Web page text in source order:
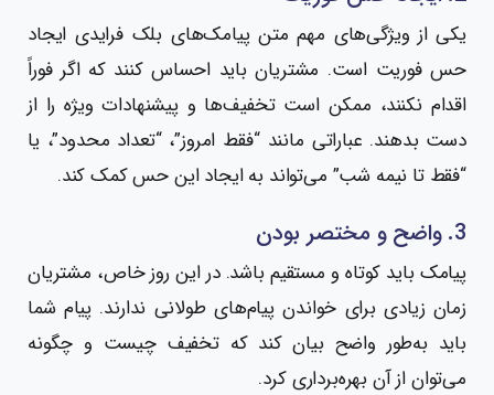
یکی از ویژگی‌های مهم متن پیامک‌های بلک فرایدی ایجاد
حس فوریت است. مشتریان باید احساس کنند که اگر فوراً
اقدام نکنند، ممکن است تخفیف‌ها و پیشنهادات ویژه را از
دست بدهند. عباراتی مانند “فقط امروز”، “تعداد محدود”، یا
“فقط تا نیمه شب” می‌تواند به ایجاد این حس کمک کند.
3. واضح و مختصر بودن
پیامک باید کوتاه و مستقیم باشد. در این روز خاص، مشتریان
زمان زیادی برای خواندن پیام‌های طولانی ندارند. پیام شما
باید به‌طور واضح بیان کند که تخفیف چیست و چگونه
می‌توان از آن بهره‌برداری کرد.